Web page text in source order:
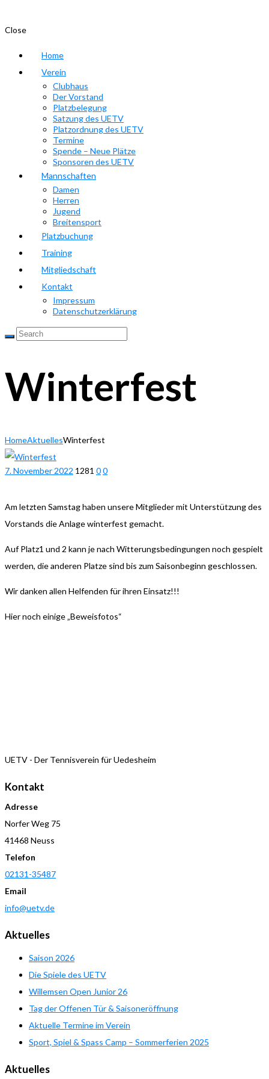
Close
Home
Verein
Clubhaus
Der Vorstand
Platzbelegung
Satzung des UETV
Platzordnung des UETV
Termine
Spende – Neue Plätze
Sponsoren des UETV
Mannschaften
Damen
Herren
Jugend
Breitensport
Platzbuchung
Training
Mitgliedschaft
Kontakt
Impressum
Datenschutzerklärung
Winterfest
HomeAktuellesWinterfest
7. November 2022 1281 00
Am letzten Samstag haben unsere Mitglieder mit Unterstützung des
Vorstands die Anlage winterfest gemacht.
Auf Platz1 und 2 kann je nach Witterungsbedingungen noch gespielt
werden, die anderen Platze sind bis zum Saisonbeginn geschlossen.
Wir danken allen Helfenden für ihren Einsatz!!!
Hier noch einige „Beweisfotos“
UETV - Der Tennisverein für Uedesheim
Kontakt
Adresse
Norfer Weg 75
41468 Neuss
Telefon
02131-35487
Email
info@uetv.de
Aktuelles
Saison 2026
Die Spiele des UETV
Willemsen Open Junior 26
Tag der Offenen Tür & Saisoneröffnung
Aktuelle Termine im Verein
Sport, Spiel & Spass Camp – Sommerferien 2025
Aktuelles